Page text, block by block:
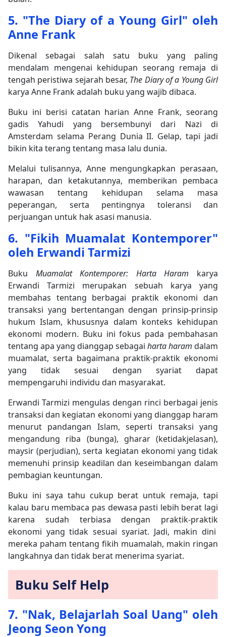
5. "The Diary of a Young Girl" oleh
Anne Frank
Dikenal sebagai salah satu buku yang paling
mendalam mengenai kehidupan seorang remaja di
tengah peristiwa sejarah besar, The Diary of a Young Girl
karya Anne Frank adalah buku yang wajib dibaca.
Buku ini berisi catatan harian Anne Frank, seorang
gadis Yahudi yang bersembunyi dari Nazi di
Amsterdam selama Perang Dunia II. Gelap, tapi jadi
bikin kita terang tentang masa lalu dunia.
Melalui tulisannya, Anne mengungkapkan perasaan,
harapan, dan ketakutannya, memberikan pembaca
wawasan tentang kehidupan selama masa
peperangan, serta pentingnya toleransi dan
perjuangan untuk hak asasi manusia.
6. "Fikih Muamalat Kontemporer"
oleh Erwandi Tarmizi
Buku Muamalat Kontemporer: Harta Haram karya
Erwandi Tarmizi merupakan sebuah karya yang
membahas tentang berbagai praktik ekonomi dan
transaksi yang bertentangan dengan prinsip-prinsip
hukum Islam, khususnya dalam konteks kehidupan
ekonomi modern. Buku ini fokus pada pembahasan
tentang apa yang dianggap sebagai harta haram dalam
muamalat, serta bagaimana praktik-praktik ekonomi
yang tidak sesuai dengan syariat dapat
mempengaruhi individu dan masyarakat.
Erwandi Tarmizi mengulas dengan rinci berbagai jenis
transaksi dan kegiatan ekonomi yang dianggap haram
menurut pandangan Islam, seperti transaksi yang
mengandung riba (bunga), gharar (ketidakjelasan),
maysir (perjudian), serta kegiatan ekonomi yang tidak
memenuhi prinsip keadilan dan keseimbangan dalam
pembagian keuntungan.
Buku ini saya tahu cukup berat untuk remaja, tapi
kalau baru membaca pas dewasa pasti lebih berat lagi
karena sudah terbiasa dengan praktik-praktik
ekonomi yang tidak sesuai syariat. Jadi, makin dini
mereka paham tentang fikih muamalah, makin ringan
langkahnya dan tidak berat menerima syariat.
Buku Self Help
7. "Nak, Belajarlah Soal Uang" oleh
Jeong Seon Yong